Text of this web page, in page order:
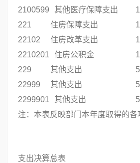
2100599
其他医疗保障支出
221
住房保障支出
22102
住房改革支出
2210201
住房公积金
229
其他支出
22999
其他支出
2299901
其他支出
注：本表反映部门本年度取得的各
支出决算总表